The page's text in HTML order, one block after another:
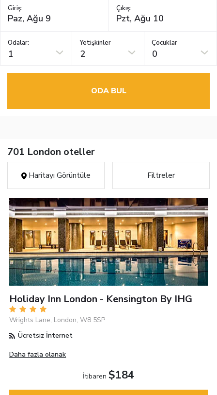
Giriş: Çıkış:
Odalar:
1
Yetişkinler
2
Çocuklar
0
ODA BUL
701 London oteller
Haritayı Görüntüle Filtreler
Holiday Inn London - Kensington By IHG
Wrights Lane, London, W8 5SP
Ücretsiz İnternet
Daha fazla olanak
İtibaren $184